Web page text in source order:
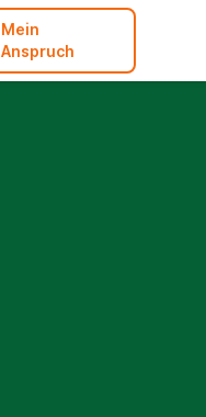
Mein
Anspruch